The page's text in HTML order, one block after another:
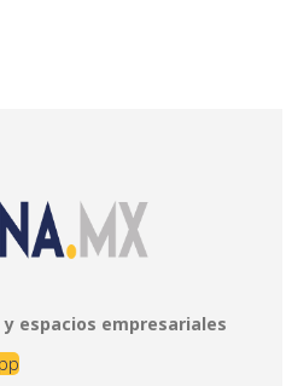
espacios empresariales